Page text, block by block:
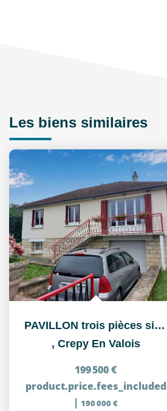
Les biens similaires
PAVILLON trois pièces situé à 15 minutes de CREPY-EN-VALOIS
, Crepy En Valois
199 500 €
product.price.fees_included
| 190 000 €